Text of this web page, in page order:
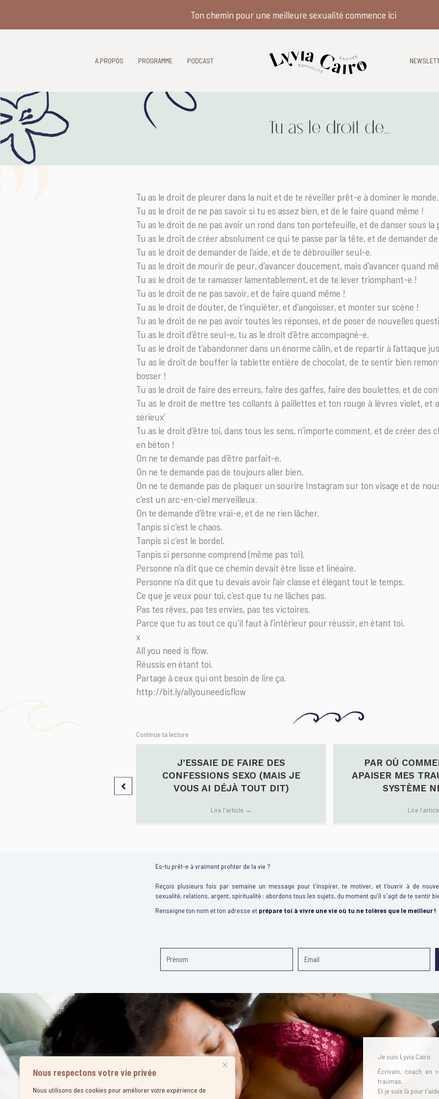
Nous respectons votre vie privée
Nous utilisons des cookies pour améliorer votre expérience de
A PROPOS PROGRAMME PODCAST
Tu as le droit de…
Tu as le droit de pleurer dans la nuit et de te réveiller prêt-e à dominer le monde.
Tu as le droit de ne pas savoir si tu es assez bien, et de le faire quand même !
Tu as le droit de ne pas avoir un rond dans ton portefeuille, et de danser sous la
Tu as le droit de créer absolument ce qui te passe par la tête, et de demander de
Tu as le droit de demander de l’aide, et de te débrouiller seul-e.
Tu as le droit de mourir de peur, d’avancer doucement, mais d’avancer quand
Tu as le droit de te ramasser lamentablement, et de te lever triomphant-e !
Tu as le droit de ne pas savoir, et de faire quand même !
Tu as le droit de douter, de t’inquiéter, et d’angoisser, et monter sur scène !
Tu as le droit de ne pas avoir toutes les réponses, et de poser de nouvelles
Tu as le droit d’être seul-e, tu as le droit d’être accompagné-e.
Tu as le droit de t’abandonner dans un énorme câlin, et de repartir à l’attaque
Tu as le droit de bouffer la tablette entière de chocolat, de te sentir bien
bosser !
Tu as le droit de faire des erreurs, faire des gaffes, faire des boulettes, et de
Tu as le droit de mettre tes collants à paillettes et ton rouge à lèvres violet, et
sérieux’
Tu as le droit d’être toi, dans tous les sens, n’importe comment, et de créer des
en béton !
On ne te demande pas d’être parfait-e.
On ne te demande pas de toujours aller bien.
On ne te demande pas de plaquer un sourire Instagram sur ton visage et de
c’est un arc-en-ciel merveilleux.
On te demande d’être vrai-e, et de ne rien lâcher.
Tanpis si c’est le chaos.
Tanpis si c’est le bordel.
Tanpis si personne comprend (même pas toi).
Personne n’a dit que ce chemin devait être lisse et linéaire.
Personne n’a dit que tu devais avoir l’air classe et élégant tout le temps.
Ce que je veux pour toi, c’est que tu ne lâches pas.
Pas tes rêves, pas tes envies, pas tes victoires.
Parce que tu as tout ce qu’il faut à l’intérieur pour réussir, en étant toi.
x
All you need is flow.
Réussis en étant toi.
Partage à ceux qui ont besoin de lire ça.
http://bit.ly/allyouneedisflow
Continue ta lecture
J’ESSAIE DE FAIRE DES
CONFESSIONS SEXO (MAIS JE
VOUS AI DÉJÀ TOUT DIT)
Lire l'article →
PAR OÙ
APAISER MES
SYSTÈME
Lire
Es-tu prêt-e à vraiment profiter de la vie ?
Reçois plusieurs fois par semaine un message pour t'inspirer, te motiver, et t'ouvrir à de
sexualité, relations, argent, spiritualité : abordons tous les sujets, du moment qu'il s'agit de te sentir
Renseigne ton nom et ton adresse et prépare toi à vivre une vie où tu ne tolères que le meilleur !
Je suis Lyvia Cairo
Écrivain, coach en
traumas.
Et je suis là pour
Ton chemin pour une meilleure sexualité commence ici